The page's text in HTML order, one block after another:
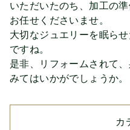
いただいたのち、加工の
お任せくださいませ。
大切なジュエリーを眠ら
ですね。
是非、リフォームされて
みてはいかがでしょうか。
カ